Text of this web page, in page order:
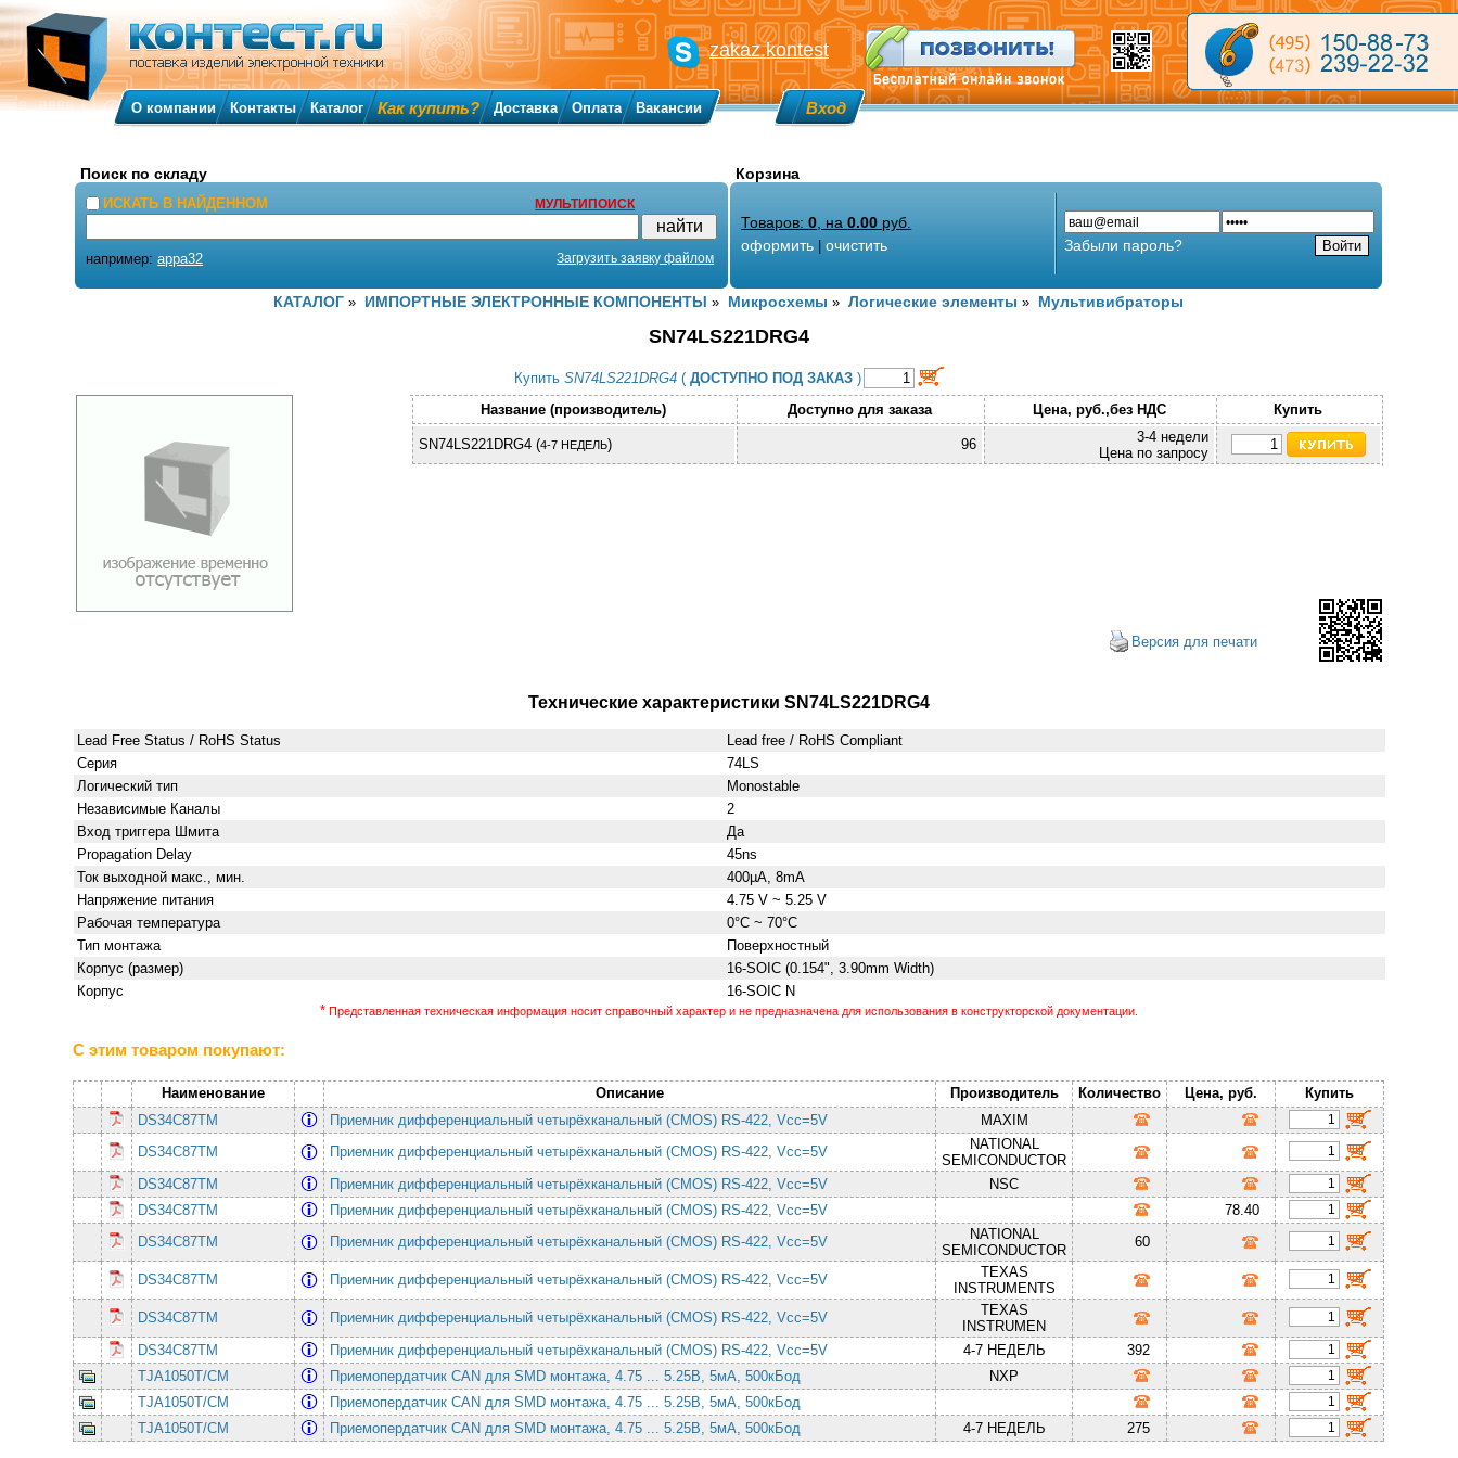
SN74LS221DRG4
Купить SN74LS221DRG4 ( ДОСТУПНО ПОД ЗАКАЗ )
Название (производитель)
Доступно для заказа Цена, руб.,без НДС Купить
SN74LS221DRG4 (4-7 НЕДЕЛЬ) 96
3-4 недели
Цена по запросу
Версия для печати
Технические характеристики SN74LS221DRG4
Lead Free Status / RoHS Status
Lead free / RoHS Compliant
Серия
74LS
Логический тип
Monostable
Независимые Каналы
2
Вход триггера Шмита
Да
Propagation Delay
45ns
Ток выходной макс., мин.
400µA, 8mA
Напряжение питания
4.75 V ~ 5.25 V
Рабочая температура
0°C ~ 70°C
Тип монтажа
Поверхностный
Корпус (размер)
16-SOIC (0.154", 3.90mm Width)
Корпус
16-SOIC N
* Представленная техническая информация носит справочный характер и не предназначена для использования в конструкторской документации.
КАТАЛОГ » ИМПОРТНЫЕ ЭЛЕКТРОННЫЕ КОМПОНЕНТЫ » Микросхемы »Логические элементы » Мультивибраторы
С этим товаром покупают:
Наименование Описание Производитель Количество Цена, руб.
Купить
DS34C87TM
Приемник дифференциальный четырёхканальный (CMOS) RS-422, Vcc=5V
MAXIM
DS34C87TM
Приемник дифференциальный четырёхканальный (CMOS) RS-422, Vcc=5V
NATIONAL
SEMICONDUCTOR
DS34C87TM
Приемник дифференциальный четырёхканальный (CMOS) RS-422, Vcc=5V
NSC
DS34C87TM
Приемник дифференциальный четырёхканальный (CMOS) RS-422, Vcc=5V
78.40
DS34C87TM
Приемник дифференциальный четырёхканальный (CMOS) RS-422, Vcc=5V
NATIONAL
SEMICONDUCTOR
60
DS34C87TM Приемник дифференциальный четырёхканальный (CMOS) RS-422, Vcc=5V
TEXAS
INSTRUMENTS
DS34C87TM
Приемник дифференциальный четырёхканальный (CMOS) RS-422, Vcc=5V
TEXAS
INSTRUMEN
DS34C87TM
Приемник дифференциальный четырёхканальный (CMOS) RS-422, Vcc=5V 4-7 НЕДЕЛЬ
392
TJA1050T/CM
Приемопердатчик CAN для SMD монтажа, 4.75 ... 5.25В, 5мА, 500кБод
NXP
TJA1050T/CM
Приемопердатчик CAN для SMD монтажа, 4.75 ... 5.25В, 5мА, 500кБод
TJA1050T/CM
Приемопердатчик CAN для SMD монтажа, 4.75 ... 5.25В, 5мА, 500кБод 4-7 НЕДЕЛЬ 275
zakaz.kontest
О компании Контакты Каталог Как купить? Доставка Оплата Вакансии Вход
Поиск по складу
ИСКАТЬ В НАЙДЕННОМ МУЛЬТИПОИСК
например:appa32 Загрузить заявку файлом
Корзина
Товаров:0 , на0.00 руб.
оформить |очистить Забыли пароль?